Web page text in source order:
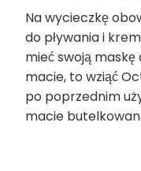
Na wycieczkę
do pływania i
mieć swoją maskę
macie, to wziąć
po poprzednim
macie